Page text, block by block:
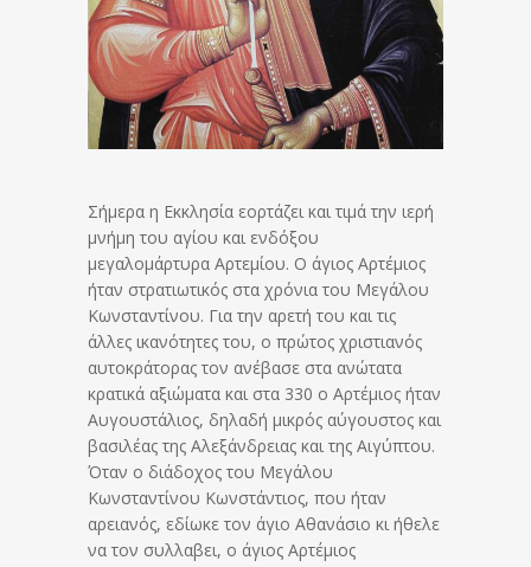
Σήμερα η Εκκλησία εορτάζει και τιμά την ιερή
μνήμη του αγίου και ενδόξου
μεγαλομάρτυρα Αρτεμίου. Ο άγιος Αρτέμιος
ήταν στρατιωτικός στα χρόνια του Μεγάλου
Κωνσταντίνου. Για την αρετή του και τις
άλλες ικανότητες του, ο πρώτος χριστιανός
αυτοκράτορας τον ανέβασε στα ανώτατα
κρατικά αξιώματα και στα 330 ο Αρτέμιος ήταν
Αυγουστάλιος, δηλαδή μικρός αύγουστος και
βασιλέας της Αλεξάνδρειας και της Αιγύπτου.
Όταν ο διάδοχος του Μεγάλου
Κωνσταντίνου Κωνστάντιος, που ήταν
αρειανός, εδίωκε τον άγιο Αθανάσιο κι ήθελε
να τον συλλαβει, ο άγιος Αρτέμιος